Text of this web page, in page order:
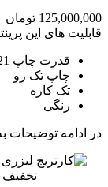
125,000,000 تومان
قابلیت های این
قدرت چاپ 21 برگ در دقیقه
چاپ تک رو
تک کاره
رنگی
در ادامه توضیحات
تخفیف